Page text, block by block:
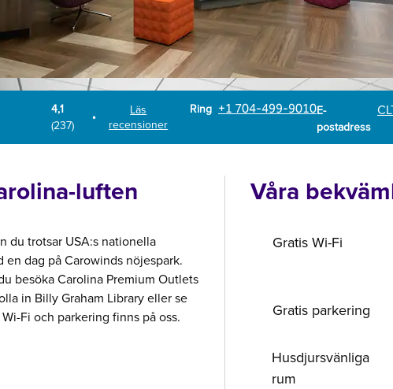
4,1
(237)
•
Läs
recensioner
Ring
Ring +1 704-499-9010E-
postadress
Email
luften
du trotsar USA:s nationella
dag på Carowinds nöjespark.
besöka Carolina Premium Outlets
in Billy Graham Library eller se
Fi och parkering finns på oss.
Våra
Gratis Wi-Fi
Gratis parkering
Husdjursvänliga
rum